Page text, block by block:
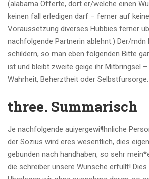
(alabama Offerte, dort er/welche einen
keinen fall erledigen darf – ferner auf
Voraussetzung diverses Hubbies ferner
nachfolgende Partnerin ablehnt.) Der/mdn
schildern, so man eben folgenden Bitte
ist und bleibt zweite geige ihr Mitbringsel
Wahrheit, Beherztheit oder Selbstfursorge.
three. Summarisch
Je nachfolgende auiyergewi¶hnliche
der Sozius wird eres wesentlich, dies
gebunden nach handhaben, so sehr
die schreiber unsere Wunsche erfullt!